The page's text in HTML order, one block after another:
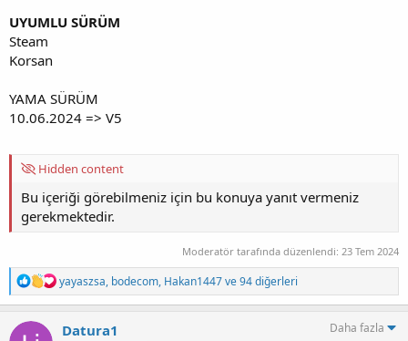
UYUMLU SÜRÜM
Steam
Korsan
YAMA SÜRÜM
10.06.2024 => V5
Hidden content
Bu içeriği görebilmeniz için bu konuya yanıt vermeniz
gerekmektedir.
Moderatör tarafında düzenlendi: 23 Tem 2024
T
e
p
k
yayaszsa, bodecom, Hakan1447ve 94 diğerleri
Datura1 Daha fazla